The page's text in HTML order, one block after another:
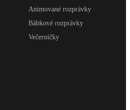
Animované rozprávky
Bábkové rozprávky
Večerníčky